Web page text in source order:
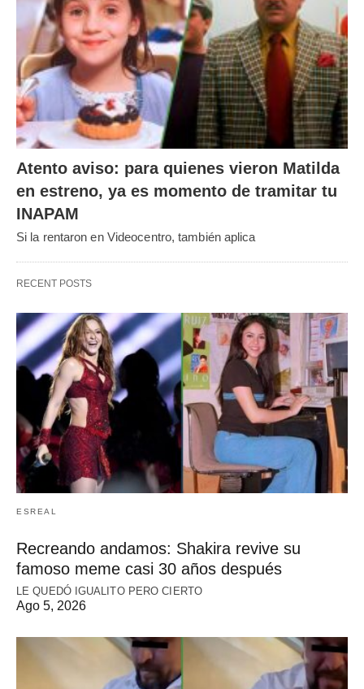
Atento aviso: para quienes vieron Matilda
en estreno, ya es momento de tramitar tu
INAPAM
Si la rentaron en Videocentro, también aplica
RECENT POSTS
ESREAL
Recreando andamos: Shakira revive su
famoso meme casi 30 años después
LE QUEDÓ IGUALITO PERO CIERTO
Ago 5, 2026